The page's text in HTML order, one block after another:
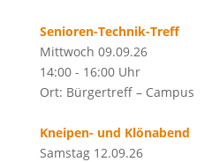
Senioren-Technik-Treff
Mittwoch 09.09.26
14:00 - 16:00 Uhr
Ort: Bürgertreff – Campus
Kneipen- und Klönabend
Samstag 12.09.26